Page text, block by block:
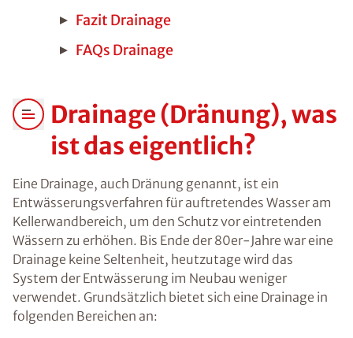
Fazit Drainage
FAQs Drainage
Drainage (Dränung), was
ist das eigentlich?
Eine Drainage, auch Dränung genannt, ist ein
Entwässerungsverfahren für auftretendes Wasser am
Kellerwandbereich, um den Schutz vor eintretenden
Wässern zu erhöhen. Bis Ende der 80er-Jahre war eine
Drainage keine Seltenheit, heutzutage wird das
System der Entwässerung im Neubau weniger
verwendet. Grundsätzlich bietet sich eine Drainage in
folgenden Bereichen an: